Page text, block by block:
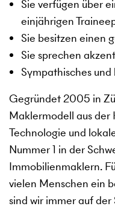
Sie verfügen über
einjährigen
Sie besitzen einen
Sie sprechen
Sympathisches
Gegründet 2005 in
Maklermodell aus
Technologie und
Nummer 1 in der
Immobilienmaklern.
vielen Menschen ein
sind wir immer auf